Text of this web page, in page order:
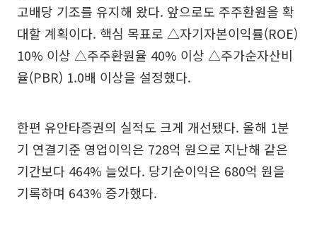
고배당 기조를 유지해 왔다. 앞으로도 주주환원을 확
대할 계획이다. 핵심 목표로 △자기자본이익률(ROE)
10% 이상 △주주환원율 40% 이상 △주가순자산비
율(PBR) 1.0배 이상을 설정했다.
한편 유안타증권의 실적도 크게 개선됐다. 올해 1분
기 연결기준 영업이익은 728억 원으로 지난해 같은
기간보다 464% 늘었다. 당기순이익은 680억 원을
기록하며 643% 증가했다.